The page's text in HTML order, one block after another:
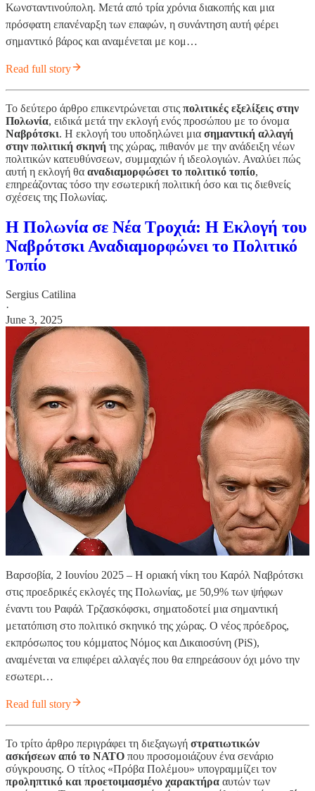
Κωνσταντινούπολη. Μετά από τρία χρόνια διακοπής και μια
πρόσφατη επανέναρξη των επαφών, η συνάντηση αυτή φέρει
σημαντικό βάρος και αναμένεται με κομ…
Read full story
Το δεύτερο άρθρο επικεντρώνεται στις πολιτικές εξελίξεις στην
Πολωνία, ειδικά μετά την εκλογή ενός προσώπου με το όνομα
Ναβρότσκι. Η εκλογή του υποδηλώνει μια σημαντική αλλαγή
στην πολιτική σκηνή της χώρας, πιθανόν με την ανάδειξη νέων
πολιτικών κατευθύνσεων, συμμαχιών ή ιδεολογιών. Αναλύει πώς
αυτή η εκλογή θα αναδιαμορφώσει το πολιτικό τοπίο,
επηρεάζοντας τόσο την εσωτερική πολιτική όσο και τις διεθνείς
σχέσεις της Πολωνίας.
Η Πολωνία σε Νέα Τροχιά: Η Εκλογή του
Ναβρότσκι Αναδιαμορφώνει το Πολιτικό
Τοπίο
Sergius Catilina
·
June 3, 2025
Βαρσοβία, 2 Ιουνίου 2025 – Η οριακή νίκη του Καρόλ Ναβρότσκι
στις προεδρικές εκλογές της Πολωνίας, με 50,9% των ψήφων
έναντι του Ραφάλ Τρζασκόφσκι, σηματοδοτεί μια σημαντική
μετατόπιση στο πολιτικό σκηνικό της χώρας. Ο νέος πρόεδρος,
εκπρόσωπος του κόμματος Νόμος και Δικαιοσύνη (PiS),
αναμένεται να επιφέρει αλλαγές που θα επηρεάσουν όχι μόνο την
εσωτερι…
Read full story
Το τρίτο άρθρο περιγράφει τη διεξαγωγή στρατιωτικών
ασκήσεων από το ΝΑΤΟ που προσομοιάζουν ένα σενάριο
σύγκρουσης. Ο τίτλος «Πρόβα Πολέμου» υπογραμμίζει τον
προληπτικό και προετοιμασμένο χαρακτήρα αυτών των